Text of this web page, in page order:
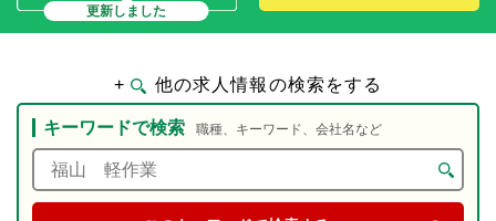
更新しました
+ 他の求人情報の検索をする
キーワードで検索 職種、キーワード、会社名など